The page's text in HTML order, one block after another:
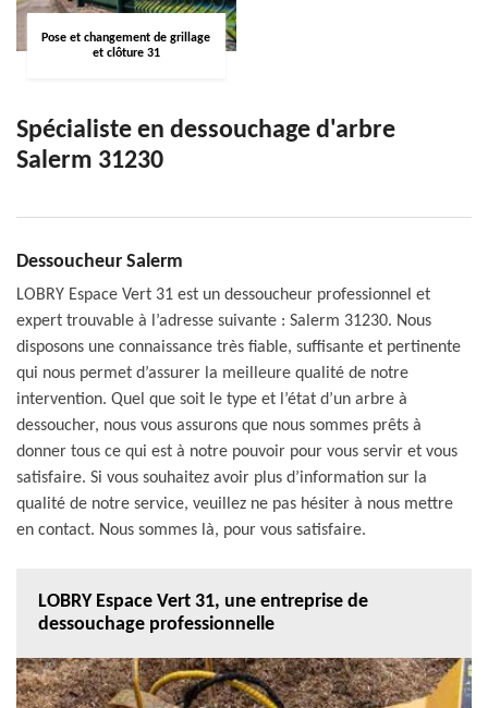
Pose et changement de grillage
et clôture 31
Spécialiste en dessouchage d'arbre
Salerm 31230
Dessoucheur Salerm
LOBRY Espace Vert 31 est un dessoucheur professionnel et
expert trouvable à l’adresse suivante : Salerm 31230. Nous
disposons une connaissance très fiable, suffisante et pertinente
qui nous permet d’assurer la meilleure qualité de notre
intervention. Quel que soit le type et l’état d’un arbre à
dessoucher, nous vous assurons que nous sommes prêts à
donner tous ce qui est à notre pouvoir pour vous servir et vous
satisfaire. Si vous souhaitez avoir plus d’information sur la
qualité de notre service, veuillez ne pas hésiter à nous mettre
en contact. Nous sommes là, pour vous satisfaire.
LOBRY Espace Vert 31, une entreprise de
dessouchage professionnelle